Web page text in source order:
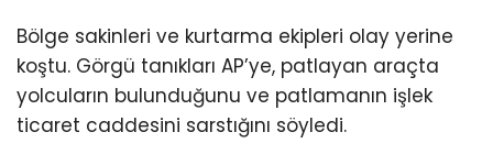
Bölge sakinleri ve kurtarma ekipleri olay yerine
koştu. Görgü tanıkları AP’ye, patlayan araçta
yolcuların bulunduğunu ve patlamanın işlek
ticaret caddesini sarstığını söyledi.